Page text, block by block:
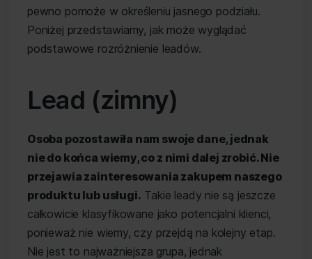
pewno pomoże w określeniu jasnego podziału.
Poniżej przedstawiamy, jak może wyglądać
podstawowe rozróżnienie leadów.
Lead (zimny)
Osoba pozostawiła nam swoje dane, jednak
nie do końca wiemy, co z nimi dalej zrobić. Nie
przejawia zainteresowania zakupem naszego
produktu lub usługi. Takie leady nie są jeszcze
całkowicie klasyfikowane jako potencjalni klienci,
ponieważ nie wiemy, czy przejdą na kolejny etap.
Nie jest to najważniejsza grupa, jednak